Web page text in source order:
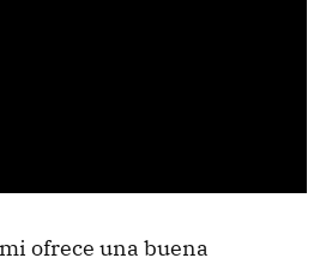
ofrece una buena